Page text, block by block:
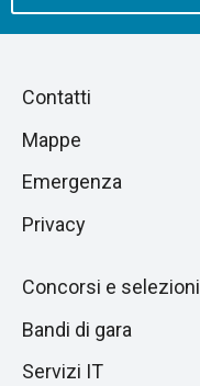
Salta
sezione
Piè
di
pagina
Contatti
Mappe
Emergenza
Privacy
Concorsi e selezioni
Bandi di gara
Servizi IT